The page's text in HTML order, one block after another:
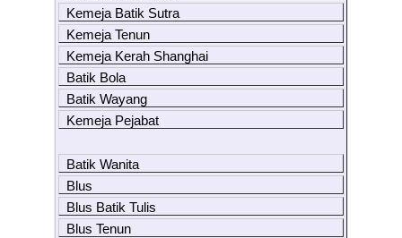
Kemeja Batik Sutra
Kemeja Tenun
Kemeja Kerah Shanghai
Batik Bola
Batik Wayang
Kemeja Pejabat
Batik Wanita
Blus
Blus Batik Tulis
Blus Tenun